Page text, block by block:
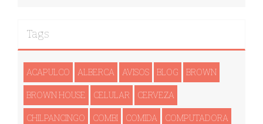
Tags
ACAPULCO ALBERCA AVISOS BLOG BROWN
BROWN HOUSE CELULAR CERVEZA
CHILPANCINGO COMBI COMIDA COMPUTADORA